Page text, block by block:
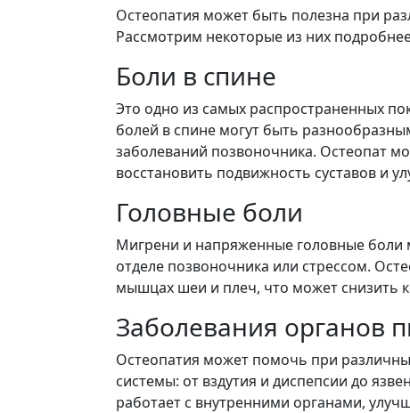
Остеопатия может быть полезна при
Рассмотрим некоторые из них
Боли в спине
Это одно из самых распространенных
болей в спине могут быть
заболеваний позвоночника. Остеопат
восстановить подвижность суставов и
Головные боли
Мигрени и напряженные головные
отделе позвоночника или стрессом.
мышцах шеи и плеч, что может снизить
Заболевания органов
Остеопатия может помочь при
системы: от вздутия и диспепсии до
работает с внутренними органами,